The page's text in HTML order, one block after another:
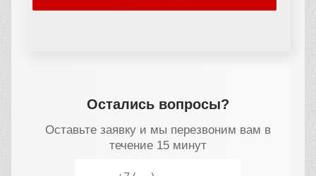
Остались вопросы?
Оставьте заявку и мы перезвоним вам в
течение 15 минут